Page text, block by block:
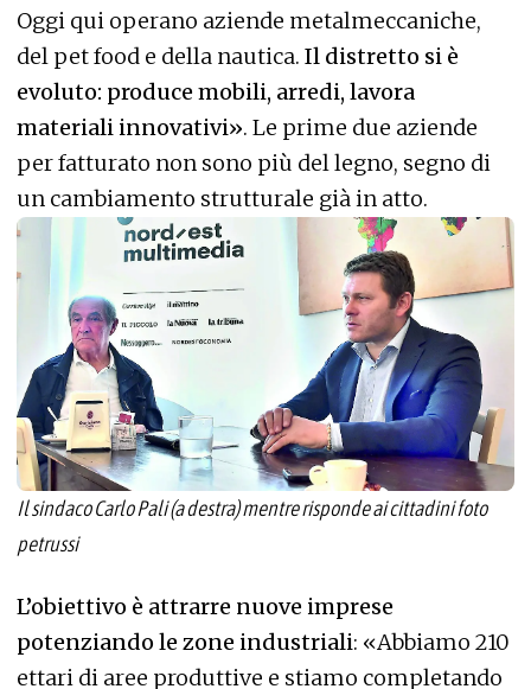
Oggi qui operano aziende metalmeccaniche,
del pet food e della nautica. Il distretto si è
evoluto: produce mobili, arredi, lavora
materiali innovativi». Le prime due aziende
per fatturato non sono più del legno, segno di
un cambiamento strutturale già in atto.
Il sindaco Carlo Pali (a destra) mentre risponde ai cittadini foto
petrussi
L’obiettivo è attrarre nuove imprese
potenziando le zone industriali: «Abbiamo 210
ettari di aree produttive e stiamo completando